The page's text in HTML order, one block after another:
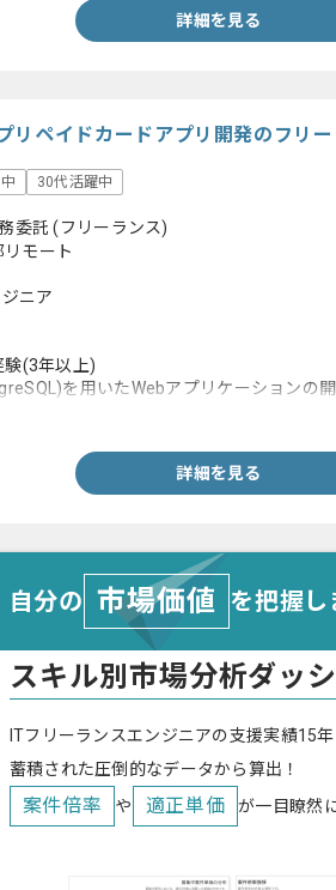
詳細を見る
リペイドカードアプリ開発のフリ
30代活躍中
委託(フリーランス)
モート
ニア
験(3年以上)
を用いたWebアプリケーションの
詳細を見る
自分の 市場価値 を把握
スキル別市場分析ダッ
ITフリーランスエンジニアの支援実績15
蓄積された圧倒的なデータから算出！
案件倍率 や 適正単価 が一目瞭然